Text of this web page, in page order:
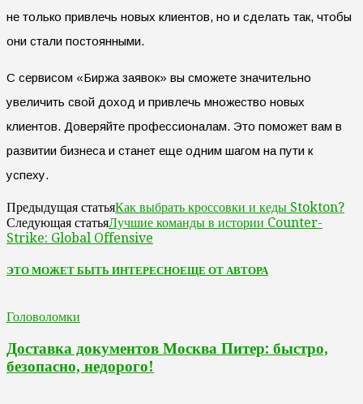
не только привлечь новых клиентов, но и сделать так, чтобы
они стали постоянными.
С сервисом «Биржа заявок» вы сможете значительно
увеличить свой доход и привлечь множество новых
клиентов. Доверяйте профессионалам. Это поможет вам в
развитии бизнеса и станет еще одним шагом на пути к
успеху.
Предыдущая статьяКак выбрать кроссовки и кеды Stokton?
Следующая статьяЛучшие команды в истории Counter-
Strike: Global Offensive
ЭТО МОЖЕТ БЫТЬ ИНТЕРЕСНОЕЩЕ ОТ АВТОРА
Головоломки
Доставка документов Москва Питер: быстро,
безопасно, недорого!